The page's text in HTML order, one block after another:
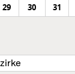
29 30 31